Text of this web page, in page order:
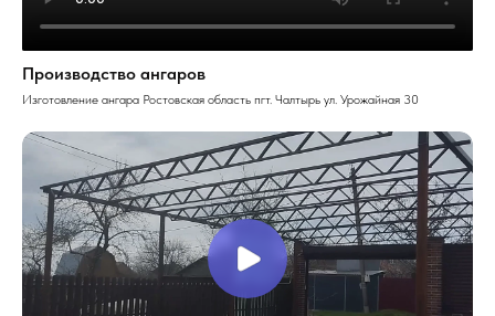
Производство ангаров
Изготовление ангара Ростовская область пгт. Чалтырь ул. Урожайная 30